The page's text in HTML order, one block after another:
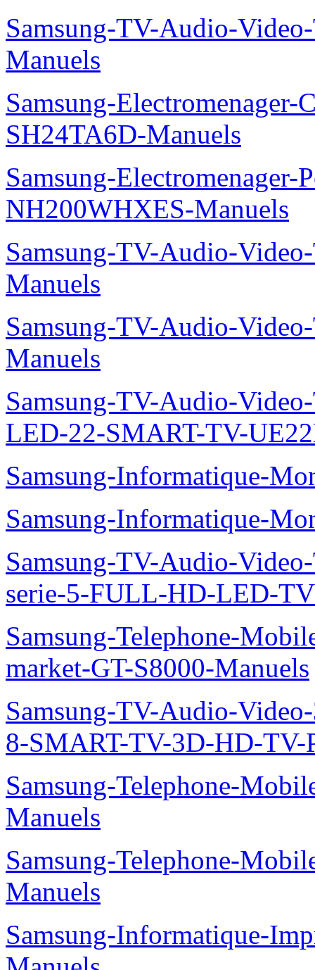
Samsung-TV-Audio-
Manuels
Samsung-Electromenager-
SH24TA6D-Manuels
Samsung-
NH200WHXES-Manuels
Samsung-TV-Audio-
Manuels
Samsung-TV-Audio-
Manuels
Samsung-TV-Audio-
LED-22-SMART-TV-
Samsung-Informatique-
Samsung-Informatique-
Samsung-TV-Audio-
serie-5-FULL-HD-LED-
Samsung-Telephone-
market-GT-S8000-Manuels
Samsung-TV-Audio-
8-SMART-TV-3D-HD-TV-
Samsung-Telephone-
Manuels
Samsung-Telephone-
Manuels
Samsung-Informatique-